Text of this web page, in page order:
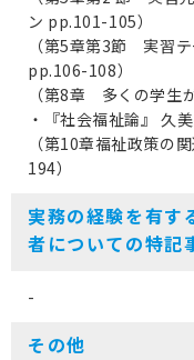
ン pp.101-105）
（第5章第3節 実習
pp.106-108）
（第8章 多くの学生
・『社会福祉論』 久
（第10章福祉政策
194）
実務の経験を有す
者についての特記
-
その他